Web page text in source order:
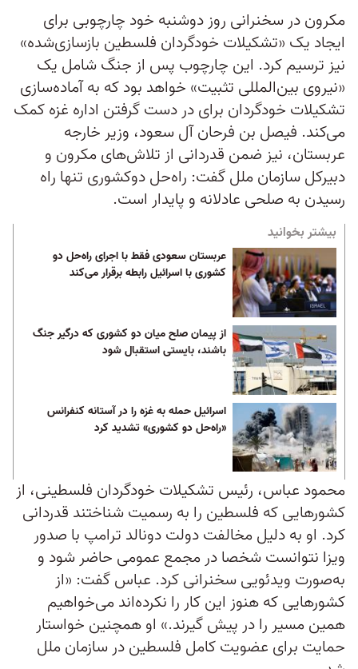
مکرون در سخنرانی روز دوشنبه خود چارچوبی برای
ایجاد یک «تشکیلات خودگردان فلسطین بازسازی‌شده»
نیز ترسیم کرد. این چارچوب پس از جنگ شامل یک
«نیروی بین‌المللی تثبیت» خواهد بود که به آماده‌سازی
تشکیلات خودگردان برای در دست گرفتن اداره غزه کمک
می‌کند. فیصل بن فرحان آل سعود، وزیر خارجه
عربستان، نیز ضمن قدردانی از تلاش‌های مکرون و
دبیرکل سازمان ملل گفت: راه‌حل دوکشوری تنها راه
رسیدن به صلحی عادلانه و پایدار است.
بیشتر بخوانید
عربستان سعودی فقط با اجرای راه‌حل دو
کشوری با اسرائیل رابطه برقرار می‌کند
از پیمان صلح میان دو کشوری که درگیر جنگ
باشند، ‌بایستی استقبال شود
اسرائیل حمله به غزه را در آستانه کنفرانس
«راه‌حل دو کشوری» تشدید کرد
محمود عباس، رئیس تشکیلات خودگردان فلسطینی، از
کشورهایی که فلسطین را به رسمیت شناختند قدردانی
کرد. او به دلیل مخالفت دولت دونالد ترامپ با صدور
ویزا نتوانست شخصا در مجمع عمومی حاضر شود و
به‌صورت ویدئویی سخنرانی کرد. عباس گفت: «از
کشورهایی که هنوز این کار را نکرده‌اند می‌خواهیم
همین مسیر را در پیش گیرند.» او همچنین خواستار
حمایت برای عضویت کامل فلسطین در سازمان ملل